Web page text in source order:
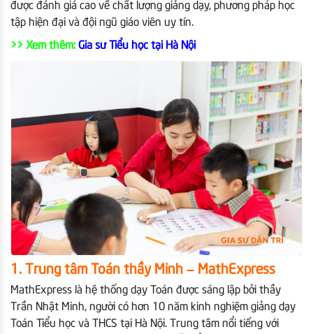
được đánh giá cao về chất lượng giảng dạy, phương pháp học
tập hiện đại và đội ngũ giáo viên uy tín.
>> Xem thêm: Gia sư Tiểu học tại Hà Nội
1. Trung tâm Toán thầy Minh – MathExpress
MathExpress là hệ thống dạy Toán được sáng lập bởi thầy
Trần Nhật Minh, người có hơn 10 năm kinh nghiệm giảng dạy
Toán Tiểu học và THCS tại Hà Nội. Trung tâm nổi tiếng với